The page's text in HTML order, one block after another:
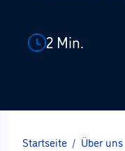
2 Min.
Startseite / Über uns